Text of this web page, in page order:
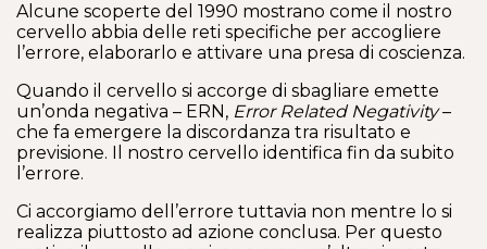
Alcune scoperte del 1990 mostrano come il nostro
cervello abbia delle reti specifiche per accogliere
l’errore, elaborarlo e attivare una presa di coscienza.
Quando il cervello si accorge di sbagliare emette
un’onda negativa – ERN, Error Related Negativity–
che fa emergere la discordanza tra risultato e
previsione. Il nostro cervello identifica fin da subito
l’errore.
Ci accorgiamo dell’errore tuttavia non mentre lo si
realizza piuttosto ad azione conclusa. Per questo